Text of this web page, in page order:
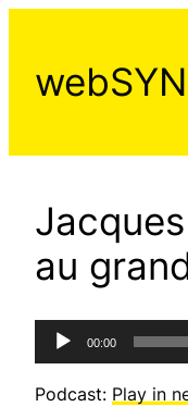
contenu
au
Lecteur
audio
00:00
Podcast: Play in